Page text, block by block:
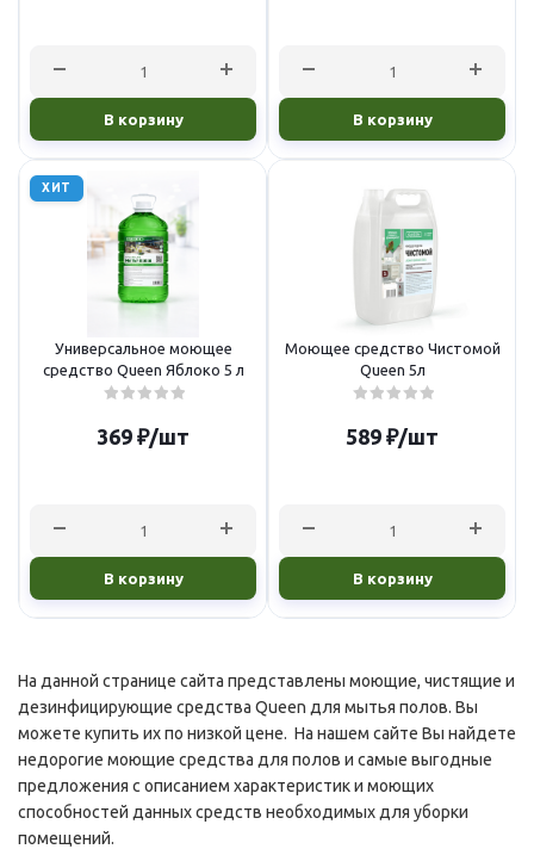
В корзину В корзину
ХИТ
Универсальное моющее
средство Queen Яблоко 5 л
369 ₽/шт
В корзину
Моющее средство Чистомой
Queen 5л
589 ₽/шт
В корзину
На данной странице сайта представлены моющие, чистящие и
дезинфицирующие средства Queen для мытья полов. Вы
можете купить их по низкой цене. На нашем сайте Вы найдете
недорогие моющие средства для полов и самые выгодные
предложения с описанием характеристик и моющих
способностей данных средств необходимых для уборки
помещений.